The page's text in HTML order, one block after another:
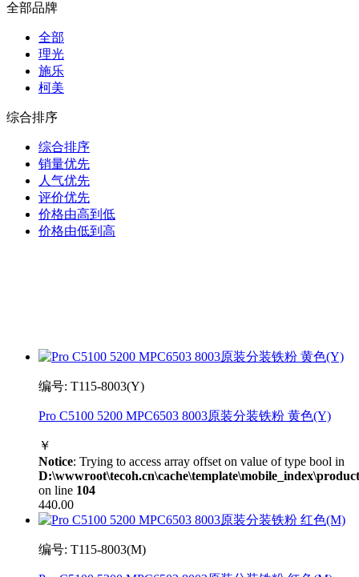
全部品牌
全部
理光
施乐
柯美
综合排序
综合排序
销量优先
人气优先
评价优先
价格由高到低
价格由低到高
编号: T115-8003(Y)
Pro C5100 5200 MPC6503 8003原装分装铁粉 黄色(Y)
￥
Notice: Trying to access array offset on value of type bool in
on line 104
440.00
编号: T115-8003(M)